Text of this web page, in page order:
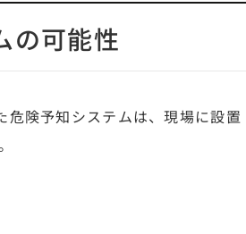
の可能性
険予知システムは、現場に設置